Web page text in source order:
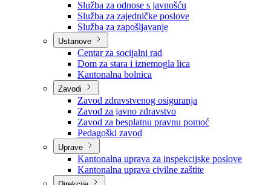
Službe
Služba za odnose s javnošću
Služba za zajedničke poslove
Služba za zapošljavanje
Ustanove
Centar za socijalni rad
Dom za stara i iznemogla lica
Kantonalna bolnica
Zavodi
Zavod zdravstvenog osiguranja
Zavod za javno zdravstvo
Zavod za besplatnu pravnu pomoć
Pedagoški zavod
Uprave